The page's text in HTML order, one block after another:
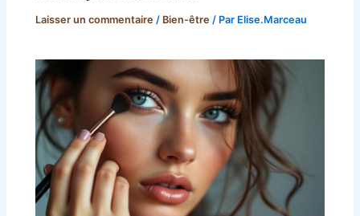
Laisser un commentaire / Bien-être / Par Elise.Marceau